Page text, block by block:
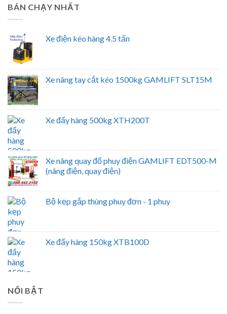
BÁN CHẠY NHẤT
Xe điện kéo hàng 4.5 tấn
Xe nâng tay cắt kéo 1500kg GAMLIFT SLT15M
Xe đẩy hàng 500kg XTH200T
Xe nâng quay đổ phuy điện GAMLIFT EDT500-M
(nâng điện, quay điện)
Bộ kẹp gắp thùng phuy đơn - 1 phuy
Xe đẩy hàng 150kg XTB100D
NỔI BẬT